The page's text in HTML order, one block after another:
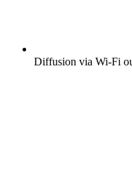
Diffusion via Wi-Fi